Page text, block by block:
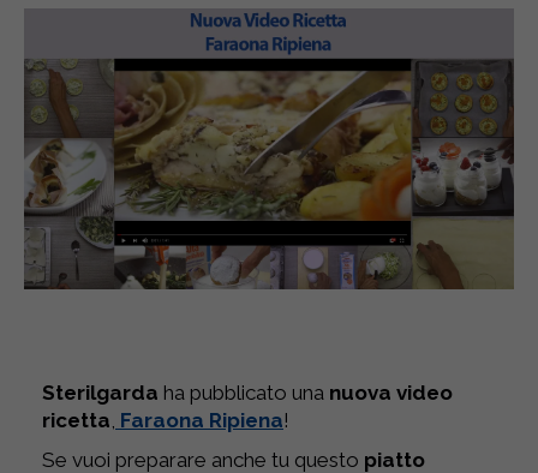
Sterilgarda ha pubblicato una nuova video
ricetta Faraona Ripiena!
Se vuoi preparare anche tu questo piatto